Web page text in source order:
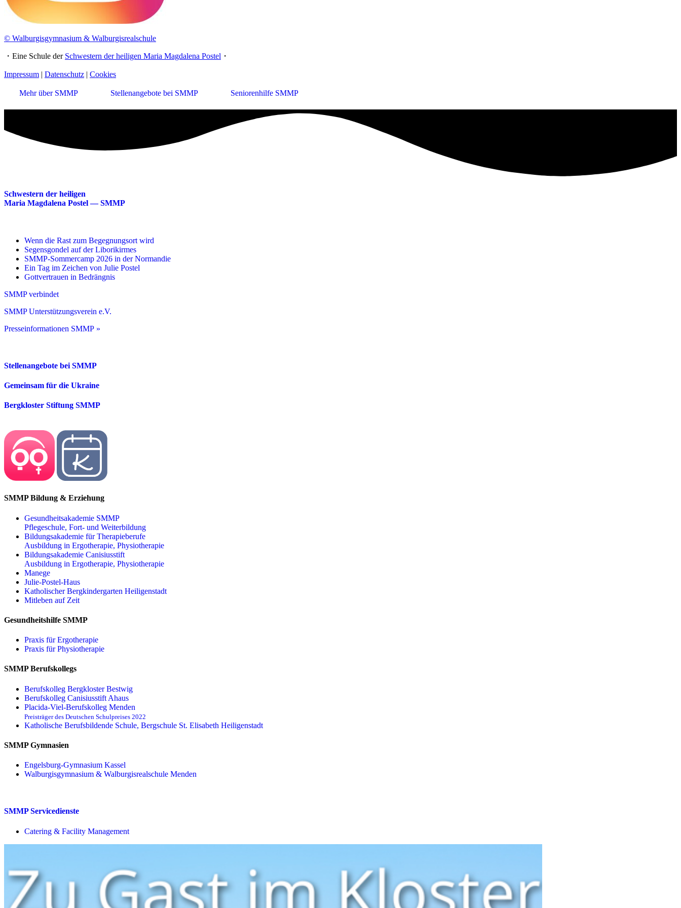
© Walburgisgymnasium & Walburgisrealschule
・Eine Schule der Schwestern der heiligen Maria Magdalena Postel ・
Impressum | Datenschutz | Cookies
Mehr über SMMP Stellenangebote bei SMMP Seniorenhilfe SMMP
Schwestern der heiligen
Maria Magdalena Postel — SMMP
Wenn die Rast zum Begegnungsort wird
Segensgondel auf der Liborikirmes
SMMP-Sommercamp 2026 in der Normandie
Ein Tag im Zeichen von Julie Postel
Gottvertrauen in Bedrängnis
SMMP verbindet
SMMP Unterstützungsverein e.V.
Presseinformationen SMMP »
Stellenangebote bei SMMP
Gemeinsam für die Ukraine
Bergkloster Stiftung SMMP
SMMP Bildung & Erziehung
Gesundheitsakademie SMMP
Pflegeschule, Fort- und Weiterbildung
Bildungsakademie für Therapieberufe
Ausbildung in Ergotherapie, Physiotherapie
Bildungsakademie Canisiusstift
Ausbildung in Ergotherapie, Physiotherapie
Manege
Julie-Postel-Haus
Katholischer Bergkindergarten Heiligenstadt
Mitleben auf Zeit
Gesundheitshilfe SMMP
Praxis für Ergo­therapie
Praxis für Physio­therapie
SMMP Berufskollegs
Berufskolleg Bergkloster Bestwig
Berufskolleg Canisiusstift Ahaus
Placida-Viel-Berufskolleg Menden
Preisträger des Deutschen Schulpreises 2022
Katholische Berufsbildende Schule, Bergschule St. Elisabeth Heiligenstadt
SMMP Gymnasien
Engelsburg-Gymnasium Kassel
Walburgisgymnasium & Walburgisrealschule Menden
SMMP Servicedienste
Catering & Facility Management